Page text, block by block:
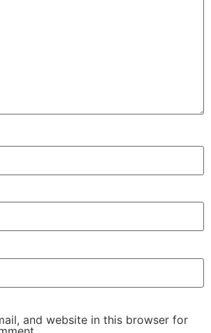
and website in this browser for